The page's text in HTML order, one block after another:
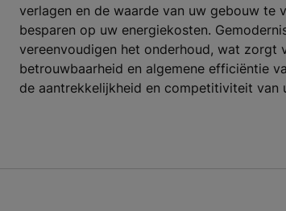
verlagen en de waarde van uw gebouw te
besparen op uw energiekosten.
vereenvoudigen het onderhoud, wat zorgt
betrouwbaarheid en algemene efficiëntie
de aantrekkelijkheid en competitiviteit van